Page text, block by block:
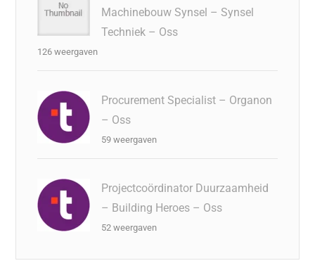
Machinebouw Synsel – Synsel
Techniek – Oss
126 weergaven
Procurement Specialist – Organon
– Oss
59 weergaven
Projectcoördinator Duurzaamheid
– Building Heroes – Oss
52 weergaven